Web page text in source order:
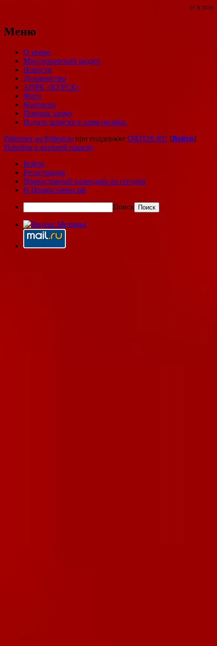
07.8.2026
Меню
О храме
Миссионерский раздел
Новости
Духовенство
АПРК «КУРСК»
Фото
Контакты
Помощь храму
Подать записки в храм онлайн.
Работает на Prihod.ru при поддержке ORTOX.RU [Войти]
Перейти к верхней панели
Войти
Регистрация
Православный календарь на сегодня
В-Православии.рф
Поиск